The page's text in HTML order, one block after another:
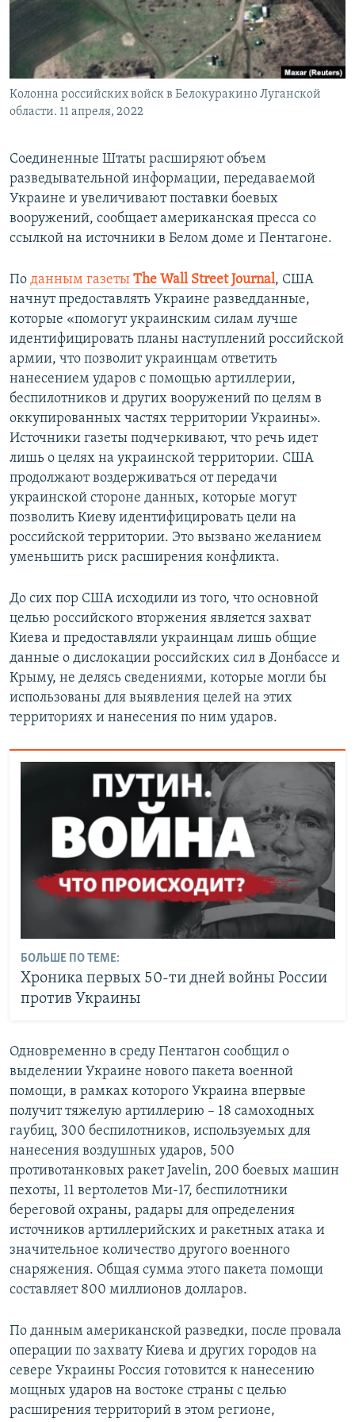
ПОБЕДИТЕЛЕЙ НЕ СУДЯТ?
КРЫМ.НЕПОКОРЕННЫЙ
ELIFBE
УКРАИНСКАЯ ПРОБЛЕМА КРЫМА
ПРИСОЕДИНЯЙТЕСЬ!
Все сайты RFE/RL
Колонна российских войск в Белокуракино Луганской
области. 11 апреля, 2022
Соединенные Штаты расширяют объем
разведывательной информации, передаваемой
Украине и увеличивают поставки боевых
вооружений, сообщает американская пресса со
ссылкой на источники в Белом доме и Пентагоне.
По данным газеты The Wall Street Journal, США
начнут предоставлять Украине разведданные,
которые «помогут украинским силам лучше
идентифицировать планы наступлений российской
армии, что позволит украинцам ответить
нанесением ударов с помощью артиллерии,
беспилотников и других вооружений по целям в
оккупированных частях территории Украины».
Источники газеты подчеркивают, что речь идет
лишь о целях на украинской территории. США
продолжают воздерживаться от передачи
украинской стороне данных, которые могут
позволить Киеву идентифицировать цели на
российской территории. Это вызвано желанием
уменьшить риск расширения конфликта.
До сих пор США исходили из того, что основной
целью российского вторжения является захват
Киева и предоставляли украинцам лишь общие
данные о дислокации российских сил в Донбассе и
Крыму, не делясь сведениями, которые могли бы
использованы для выявления целей на этих
территориях и нанесения по ним ударов.
БОЛЬШЕ ПО ТЕМЕ:
Хроника первых 50-ти дней войны России
против Украины
Одновременно в среду Пентагон сообщил о
выделении Украине нового пакета военной
помощи, в рамках которого Украина впервые
получит тяжелую артиллерию – 18 самоходных
гаубиц, 300 беспилотников, используемых для
нанесения воздушных ударов, 500
противотанковых ракет Javelin, 200 боевых машин
пехоты, 11 вертолетов Ми-17, беспилотники
береговой охраны, радары для определения
источников артиллерийских и ракетных атака и
значительное количество другого военного
снаряжения. Общая сумма этого пакета помощи
составляет 800 миллионов долларов.
По данным американской разведки, после провала
операции по захвату Киева и других городов на
севере Украины Россия готовится к нанесению
мощных ударов на востоке страны с целью
расширения территорий в этом регионе,